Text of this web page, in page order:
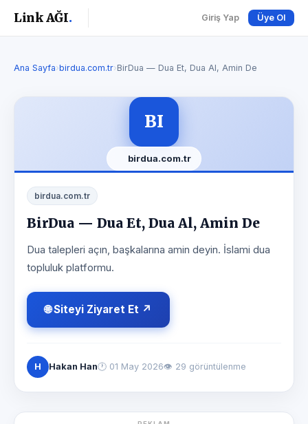
Link AĞI. Giriş Yap Üye Ol
Ana Sayfa›birdua.com.tr›BirDua — Dua Et, Dua Al, Amin De
BI
birdua.com.tr
birdua.com.tr
BirDua — Dua Et, Dua Al, Amin De
Dua talepleri açın, başkalarına amin deyin. İslami dua
topluluk platformu.
🌐 Siteyi Ziyaret Et ↗
H Hakan Han🕐 01 May 2026👁 29 görüntülenme